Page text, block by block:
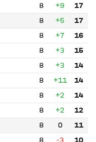
8 +9
17
8
+5
17
8
+7
16
8
+3
15
8
+3
14
8
+11
14
8
+2
14
8
+2
12
8
0
11
8
-3 10